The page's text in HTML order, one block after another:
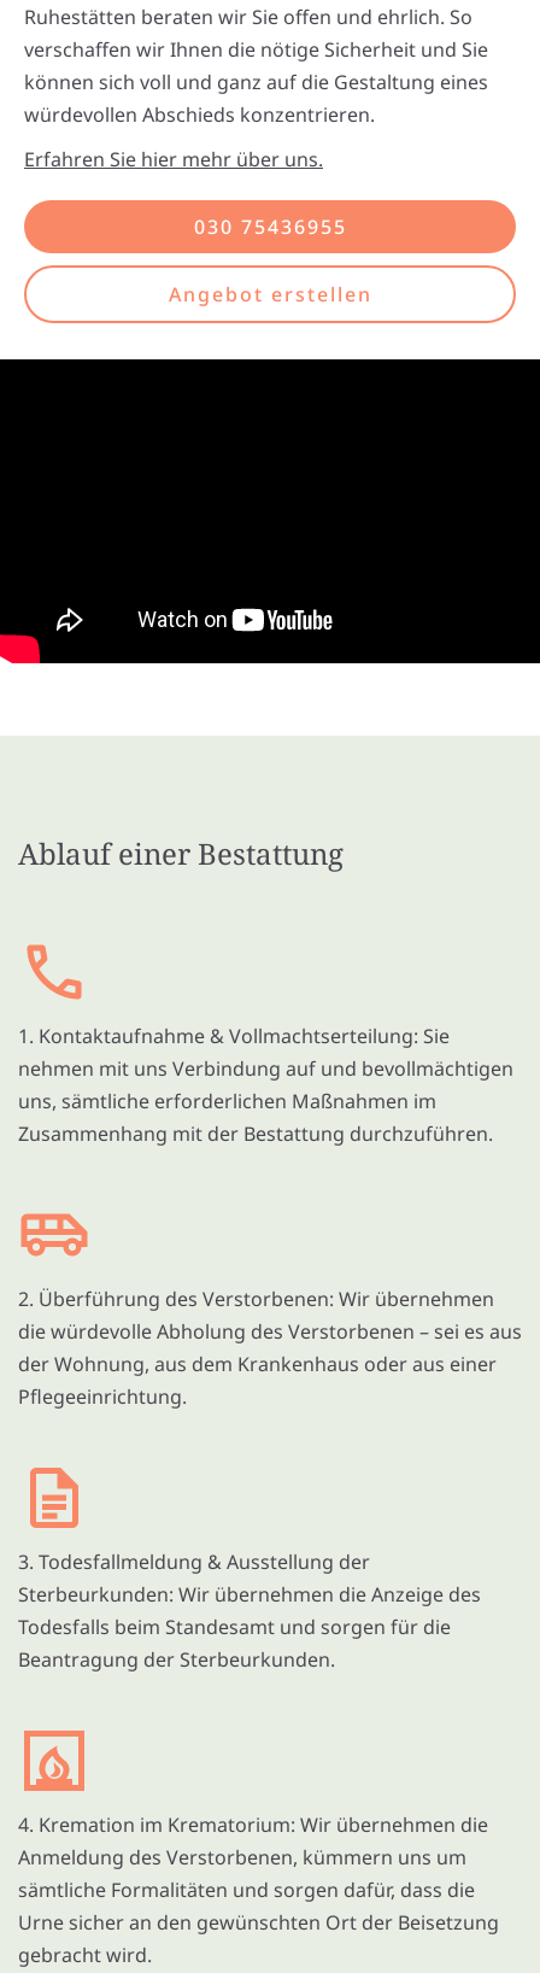
Ruhestätten beraten wir Sie offen und ehrlich. So
verschaffen wir Ihnen die nötige Sicherheit und Sie
können sich voll und ganz auf die Gestaltung eines
würdevollen Abschieds konzentrieren.
Erfahren Sie hier mehr über uns.
030 75436955
Angebot erstellen
Ablauf einer Bestattung
1. Kontaktaufnahme & Vollmachtserteilung: Sie
nehmen mit uns Verbindung auf und bevollmächtigen
uns, sämtliche erforderlichen Maßnahmen im
Zusammenhang mit der Bestattung durchzuführen.
2. Überführung des Verstorbenen: Wir übernehmen
die würdevolle Abholung des Verstorbenen – sei es aus
der Wohnung, aus dem Krankenhaus oder aus einer
Pflegeeinrichtung.
3. Todesfallmeldung & Ausstellung der
Sterbeurkunden: Wir übernehmen die Anzeige des
Todesfalls beim Standesamt und sorgen für die
Beantragung der Sterbeurkunden.
4. Kremation im Krematorium: Wir übernehmen die
Anmeldung des Verstorbenen, kümmern uns um
sämtliche Formalitäten und sorgen dafür, dass die
Urne sicher an den gewünschten Ort der Beisetzung
gebracht wird.